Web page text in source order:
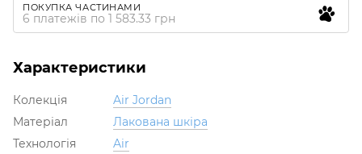
ПОКУПКА ЧАСТИНАМИ
6 платежів по 1 583.33 грн
Характеристики
Колекція
Air Jordan
Матеріал
Лакована шкіра
Технологія
Air